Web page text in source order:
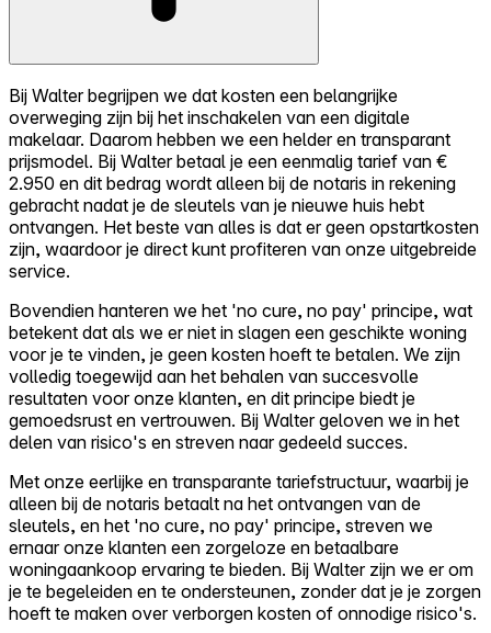
Bij Walter begrijpen we dat kosten een belangrijke
overweging zijn bij het inschakelen van een digitale
makelaar. Daarom hebben we een helder en transparant
prijsmodel. Bij Walter betaal je een eenmalig tarief van €
2.950 en dit bedrag wordt alleen bij de notaris in rekening
gebracht nadat je de sleutels van je nieuwe huis hebt
ontvangen. Het beste van alles is dat er geen opstartkosten
zijn, waardoor je direct kunt profiteren van onze uitgebreide
service.
Bovendien hanteren we het 'no cure, no pay' principe, wat
betekent dat als we er niet in slagen een geschikte woning
voor je te vinden, je geen kosten hoeft te betalen. We zijn
volledig toegewijd aan het behalen van succesvolle
resultaten voor onze klanten, en dit principe biedt je
gemoedsrust en vertrouwen. Bij Walter geloven we in het
delen van risico's en streven naar gedeeld succes.
Met onze eerlijke en transparante tariefstructuur, waarbij je
alleen bij de notaris betaalt na het ontvangen van de
sleutels, en het 'no cure, no pay' principe, streven we
ernaar onze klanten een zorgeloze en betaalbare
woningaankoop ervaring te bieden. Bij Walter zijn we er om
je te begeleiden en te ondersteunen, zonder dat je je zorgen
hoeft te maken over verborgen kosten of onnodige risico's.